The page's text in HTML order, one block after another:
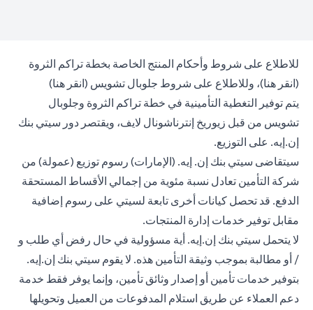
للاطلاع على شروط وأحكام المنتج الخاصة بخطة تراكم الثروة
(انقر هناopens in a new tab
)، وللاطلاع على شروط جلوبال تشويس (انقر هناa new tab
)
يتم توفير التغطية التأمينية في خطة تراكم الثروة وجلوبال
تشويس من قبل زيوريخ إنترناشونال لايف، ويقتصر دور سيتي بنك
إن.إيه. على التوزيع.
سيتقاضى سيتي بنك إن. إيه. (الإمارات) رسوم توزيع (عمولة) من
شركة التأمين تعادل نسبة مئوية من إجمالي الأقساط المستحقة
الدفع. قد تحصل كيانات أخرى تابعة لسيتي على رسوم إضافية
مقابل توفير خدمات إدارة المنتجات.
لا يتحمل سيتي بنك إن.إيه. أية مسؤولية في حال رفض أي طلب و
/ أو مطالبة بموجب وثيقة التأمين هذه. لا يقوم سيتي بنك إن.إيه.
بتوفير خدمات تأمين أو إصدار وثائق تأمين، وإنما يوفر فقط خدمة
دعم العملاء عن طريق استلام المدفوعات من العميل وتحويلها